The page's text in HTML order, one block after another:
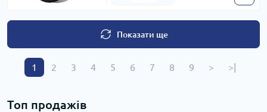
Показати ще
1 2 3 4 5 6 7 8 9 > >|
Топ продажів